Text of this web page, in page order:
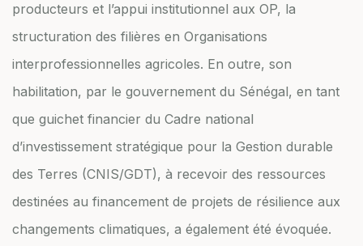
producteurs et l’appui institutionnel aux OP, la
structuration des filières en Organisations
interprofessionnelles agricoles. En outre, son
habilitation, par le gouvernement du Sénégal, en tant
que guichet financier du Cadre national
d’investissement stratégique pour la Gestion durable
des Terres (CNIS/GDT), à recevoir des ressources
destinées au financement de projets de résilience aux
changements climatiques, a également été évoquée.